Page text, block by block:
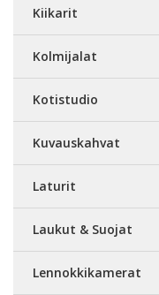
Kiikarit
Kolmijalat
Kotistudio
Kuvauskahvat
Laturit
Laukut & Suojat
Lennokkikamerat